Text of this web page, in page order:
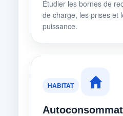
Étudier les bornes de
de charge, les prises et
puissance.
HABITAT